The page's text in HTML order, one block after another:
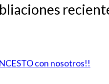
con nosotros!!